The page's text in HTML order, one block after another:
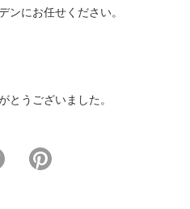
ンにお任せください。
とうございました。